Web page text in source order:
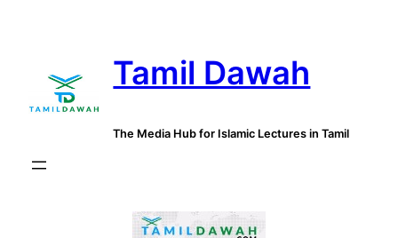
Tamil Dawah
The Media Hub for Islamic Lectures in Tamil